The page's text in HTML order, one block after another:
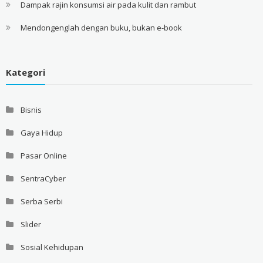
Dampak rajin konsumsi air pada kulit dan rambut
Mendongenglah dengan buku, bukan e-book
Kategori
Bisnis
Gaya Hidup
Pasar Online
SentraCyber
Serba Serbi
Slider
Sosial Kehidupan